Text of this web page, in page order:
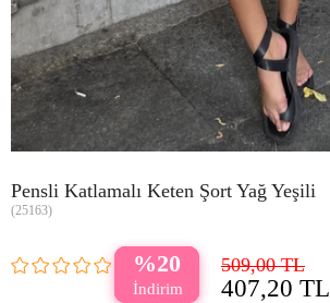
Pensli Katlamalı Keten Şort Yağ Yeşili
(25163)
20 509,00 TL
407,20 TL